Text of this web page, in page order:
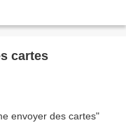
cartes